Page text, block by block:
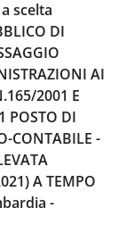
scelta
DI
AI
2001 E
POSTO DI
CONTABILE -
A TEMPO
-